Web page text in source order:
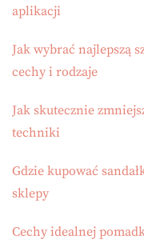
aplikacji
Jak wybrać najlepszą
cechy i rodzaje
Jak skutecznie
techniki
Gdzie kupować
sklepy
Cechy idealnej